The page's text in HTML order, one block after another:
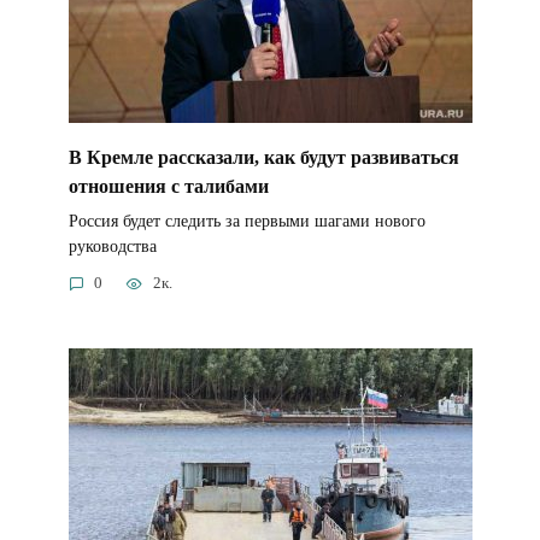
В Кремле рассказали, как будут развиваться
отношения с талибами
Россия будет следить за первыми шагами нового
руководства
0 2к.